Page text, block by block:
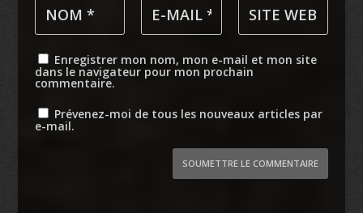
Enregistrer mon nom, mon e-mail et mon site
dans le navigateur pour mon prochain
commentaire.
Prévenez-moi de tous les nouveaux articles par
e-mail.
SOUMETTRE LE COMMENTAIRE